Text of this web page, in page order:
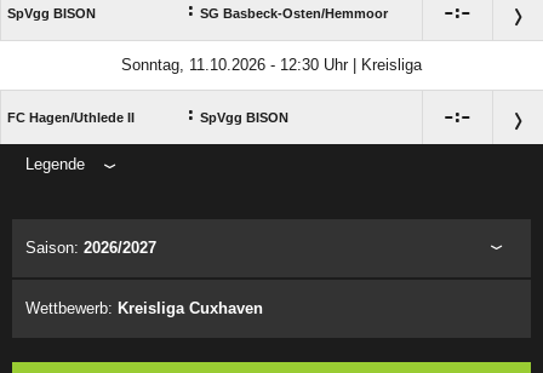
SpVgg BISON : SG Basbeck-Osten/​Hemmoor :
Sonntag, 11.10.2026 - 12:30 Uhr | Kreisliga
FC Hagen/​Uthlede II : SpVgg BISON :
Legende
Saison: 2026/2027
Wettbewerb: Kreisliga Cuxhaven